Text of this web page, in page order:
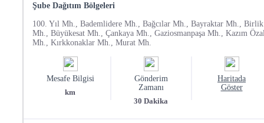
Şube Dağıtım Bölgeleri
100. Yıl Mh., Bademlidere Mh., Bağcılar Mh., Bayraktar Mh., Birlik
Mh., Büyükesat Mh., Çankaya Mh., Gaziosmanpaşa Mh., Kazım
Mh., Kırkkonaklar Mh., Murat Mh.
Mesafe Bilgisi
km
Gönderim
Zamanı
30 Dakika
Haritada
Göster